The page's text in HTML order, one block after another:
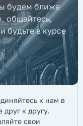
будем ближе
общайтесь,
будьте в курсе
к нам в
к другу.
свои